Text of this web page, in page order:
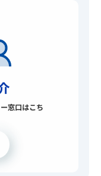
窓口はこち